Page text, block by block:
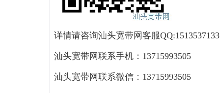
详情请咨询汕头宽带网客服QQ:1513537133
汕头宽带网联系手机：13715993505
汕头宽带网联系微信：13715993505